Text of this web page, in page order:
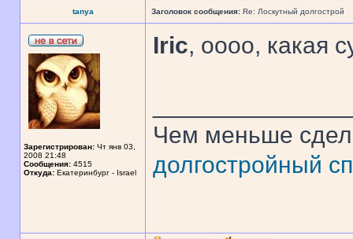
tanya Заголовок сообщения: Re: Лоскутный долгострой
Зарегистрирован: Чт янв 03,
2008 21:48
Сообщения: 4515
Откуда: Екатеринбург - Israel
Iric, оооо, какая
Чем меньше
долгостройный